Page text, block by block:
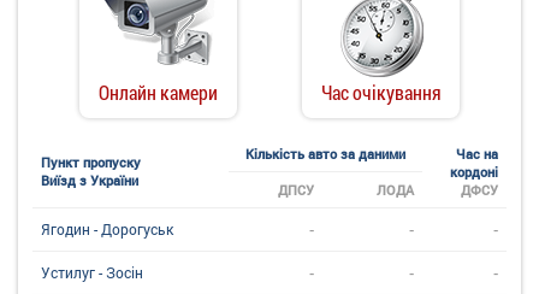
Онлайн камери Час очікування
Пункт пропуску
Виїзд з України
Кількість авто за даними
Час на
кордоні
ДФСУ
ДПСУ ЛОДА
Ягодин - Дорогуськ - - -
Устилуг - Зосін - - -